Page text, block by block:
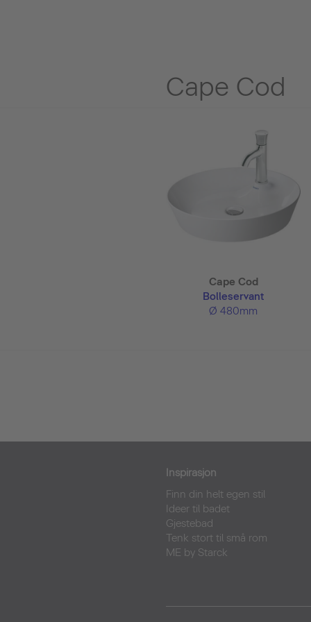
Cape Cod
Cape Cod
Bolleservant
Ø 480mm
Inspirasjon
Finn din helt egen stil
Ideer til badet
Gjestebad
Tenk stort til små rom
ME by Starck